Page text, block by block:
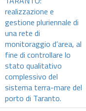
realizzazione e
gestione pluriennale di
una rete di
monitoraggio d’area, al
fine di controllare lo
stato qualitativo
complessivo del
sistema terra-mare del
porto di Taranto.